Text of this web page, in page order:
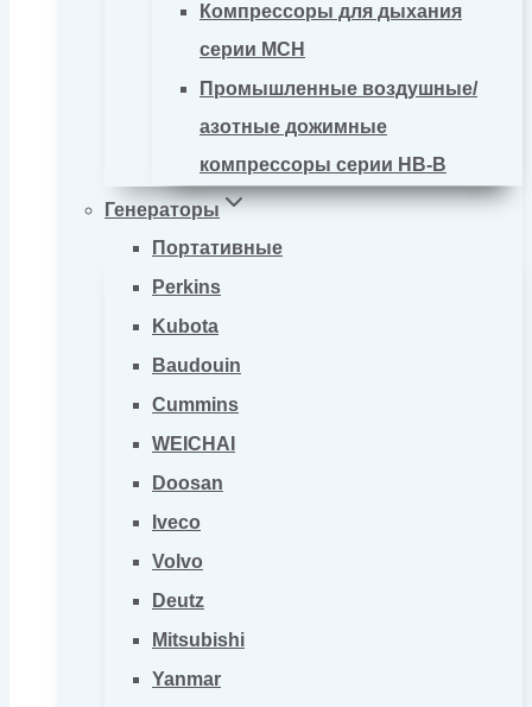
Компрессоры для дыхания
серии MCH
Промышленные воздушные/
азотные дожимные
компрессоры серии HB-B
Генераторы
Портативные
Perkins
Kubota
Baudouin
Cummins
WEICHAI
Doosan
Iveco
Volvo
Deutz
Mitsubishi
Yanmar